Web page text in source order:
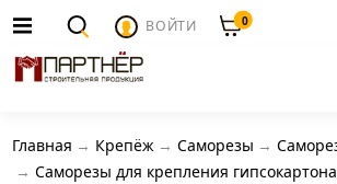
ВОЙТИ 0
Главная Крепёж Саморезы
Саморезы для крепления